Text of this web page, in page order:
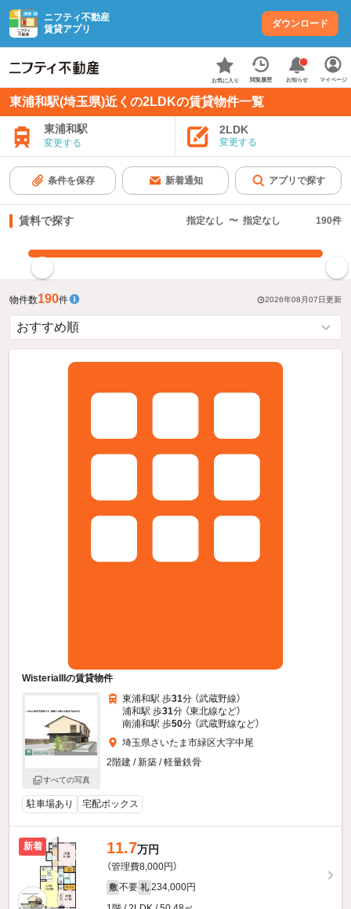
ニフティ不動産
賃貸アプリ
ダウンロード
お気に入り 閲覧履歴 お知らせ マイページ
東浦和駅(埼玉県)近くの2LDKの賃貸物件一覧
東浦和駅
変更する
2LDK
変更する
条件を保存 新着通知 アプリで探す
賃料で探す 指定なし 〜 指定なし 190件
物件数190件 2026年08月07日更新
WisteriaIIIの賃貸物件
すべての写真
東浦和駅 歩31分 （武蔵野線）
浦和駅 歩31分 （東北線など）
南浦和駅 歩50分 （武蔵野線など）
埼玉県さいたま市緑区大字中尾
2階建 / 新築 / 軽量鉄骨
駐車場あり 宅配ボックス
新着 11.7万円
（管理費8,000円）
敷 不要 礼 234,000円